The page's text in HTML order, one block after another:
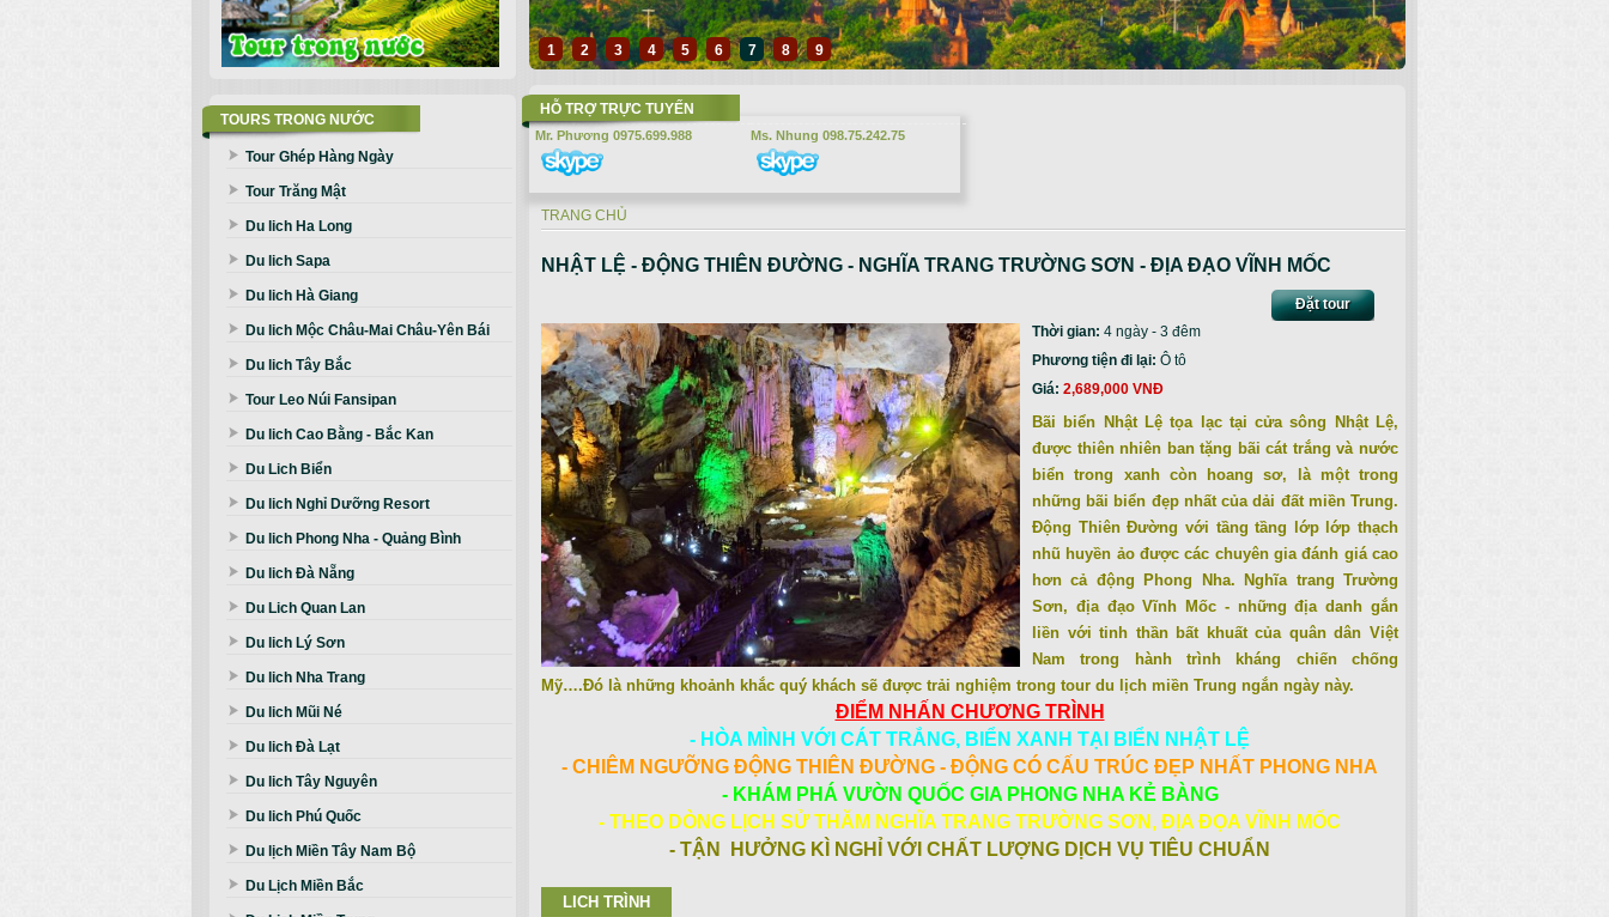
TOURS TRONG NƯỚC
Tour Ghép Hàng Ngày
Tour Trăng Mật
Du lich Ha Long
Du lich Sapa
Du lich Hà Giang
Du lich Mộc Châu-Mai Châu-Yên Bái
Du lich Tây Bắc
Tour Leo Núi Fansipan
Du lich Cao Bằng - Bắc Kan
Du Lich Biển
Du lich Nghỉ Dưỡng Resort
Du lich Phong Nha - Quảng Bình
Du lich Đà Nẵng
Du Lich Quan Lan
Du lich Lý Sơn
Du lich Nha Trang
Du lich Mũi Né
Du lich Đà Lạt
Du lich Tây Nguyên
Du lich Phú Quốc
Du lịch Miền Tây Nam Bộ
Du Lịch Miền Bắc
1 2 3 4 5 6 7 8 9
HỖ TRỢ TRỰC TUYẾN
Mr. Phương 0975.699.988 Ms. Nhung 098.75.242.75
Bạn đang ở đây
TRANG CHỦ
NHẬT LỆ - ĐỘNG THIÊN ĐƯỜNG - NGHĨA TRANG TRƯỜNG SƠN - ĐỊA ĐẠO VĨNH MỐC
Đặt tour
Thời gian: 4 ngày - 3 đêm
Phương tiện đi lại: Ô tô
Giá: 2,689,000 VNĐ
Bãi biển Nhật Lệ tọa lạc tại cửa sông Nhật Lệ,
được thiên nhiên ban tặng bãi cát trắng và nước
biển trong xanh còn hoang sơ, là một trong
những bãi biển đẹp nhất của dải đất miền Trung.
Động Thiên Đường với tầng tầng lớp lớp thạch
nhũ huyền ảo được các chuyên gia đánh giá cao
hơn cả động Phong Nha. Nghĩa trang Trường
Sơn, địa đạo Vĩnh Mốc - những địa danh gắn
liền với tinh thần bất khuất của quân dân Việt
Nam trong hành trình kháng chiến chống
Mỹ….Đó là những khoảnh khắc quý khách sẽ được trải nghiệm trong tour du lịch miền Trung ngắn ngày này.
ĐIỂM NHẤN CHƯƠNG TRÌNH
- HÒA MÌNH VỚI CÁT TRẮNG, BIỂN XANH TẠI BIỂN NHẬT LỆ
- CHIÊM NGƯỠNG ĐỘNG THIÊN ĐƯỜNG - ĐỘNG CÓ CẤU TRÚC ĐẸP NHẤT PHONG NHA
- KHÁM PHÁ VƯỜN QUỐC GIA PHONG NHA KẺ BÀNG
- THEO DÒNG LỊCH SỬ THĂM NGHĨA TRANG TRƯỜNG SƠN, ĐỊA ĐỌA VĨNH MỐC
- TẬN HƯỞNG KÌ NGHỈ VỚI CHẤT LƯỢNG DỊCH VỤ TIÊU CHUẨN
LICH TRÌNH